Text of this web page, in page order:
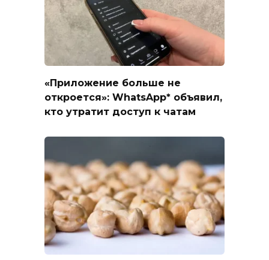
«Приложение больше не
откроется»: WhatsApp* объявил,
кто утратит доступ к чатам